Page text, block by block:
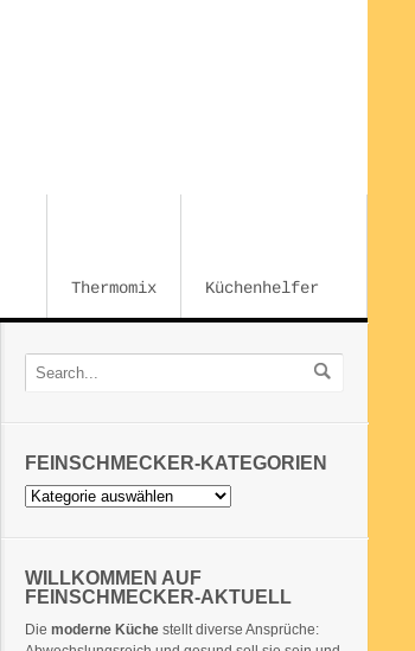
Thermomix Küchenhelfer
FEINSCHMECKER-KATEGORIEN
Feinschmecker-
WILLKOMMEN AUF
FEINSCHMECKER-AKTUELL
Die moderne Küche stellt diverse Ansprüche: